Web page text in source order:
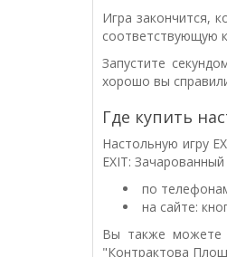
Игра закончится,
соответствующую
Запустите
хорошо вы
Где купить
Настольную игру
EXIT:
по
на сайте:
Вы также можете
"Контрактова